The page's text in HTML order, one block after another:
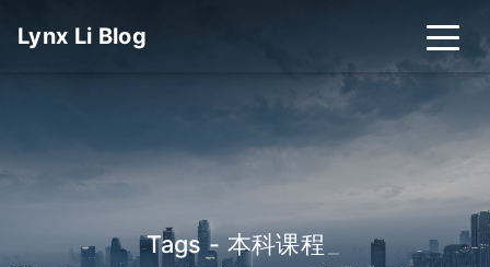
Lynx Li Blog
Tags - 本科课程_